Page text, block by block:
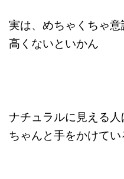
実は、めちゃくちゃ
高くないといかん
ナチュラルに見える
ちゃんと手をかけてい